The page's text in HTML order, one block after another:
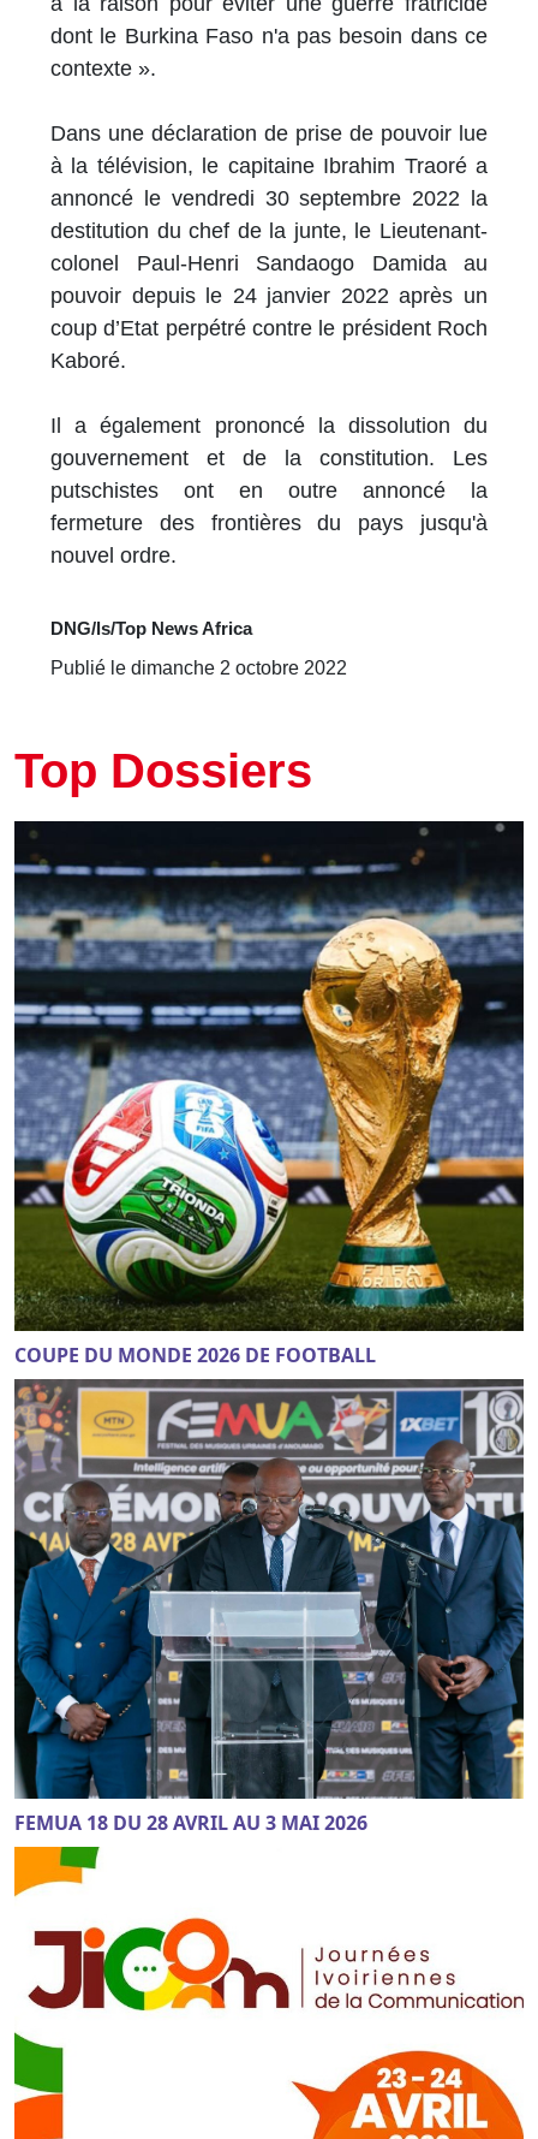
dont le Burkina Faso n'a pas besoin dans ce
contexte ».
Dans une déclaration de prise de pouvoir lue
à la télévision, le capitaine Ibrahim Traoré a
annoncé le vendredi 30 septembre 2022 la
destitution du chef de la junte, le Lieutenant-
colonel Paul-Henri Sandaogo Damida au
pouvoir depuis le 24 janvier 2022 après un
coup d’Etat perpétré contre le président Roch
Kaboré.
Il a également prononcé la dissolution du
gouvernement et de la constitution. Les
putschistes ont en outre annoncé la
fermeture des frontières du pays jusqu'à
nouvel ordre.
DNG/ls/Top News Africa
Publié le dimanche 2 octobre 2022
Top Dossiers
COUPE DU MONDE 2026 DE FOOTBALL
FEMUA 18 DU 28 AVRIL AU 3 MAI 2026